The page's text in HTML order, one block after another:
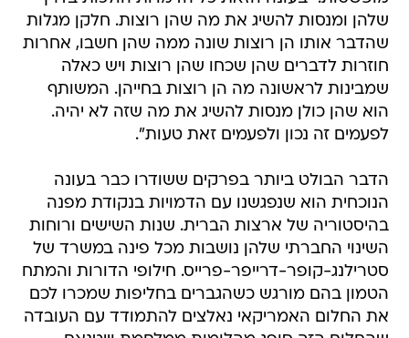
שלהן ומנסות להשיג את מה שהן רוצות. חלקן מגלות
שהדבר אותו הן רוצות שונה ממה שהן חשבו, אחרות
חוזרות לדברים שהן שכחו שהן רוצות ויש כאלה
שמבינות לראשונה מה הן רוצות בחייהן. המשותף
הוא שהן כולן מנסות להשיג את מה שזה לא יהיה.
לפעמים זה נכון ולפעמים זאת טעות".
הדבר הבולט ביותר בפרקים ששודרו כבר בעונה
הנוכחית הוא שנפגשנו עם הדמויות בנקודת מפנה
בהיסטוריה של ארצות הברית. שנות השישים ורוחות
השינוי החברתי שלהן נושבות מכל פינה במשרד של
סטרילנג-קופר-דרייפר-פרייס. חילופי הדורות והמתח
הטמון בהם מורגש כשהגברים בחליפות שמכרו לכם
את החלום האמריקאי נאלצים להתמודד עם העובדה